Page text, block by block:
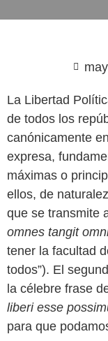
La Libertad
de todos los
canónicamente
expresa,
máximas o
ellos, de
que se transmite
omnes tangit
tener la facultad
todos”). El
la célebre frase
liberi esse
para que